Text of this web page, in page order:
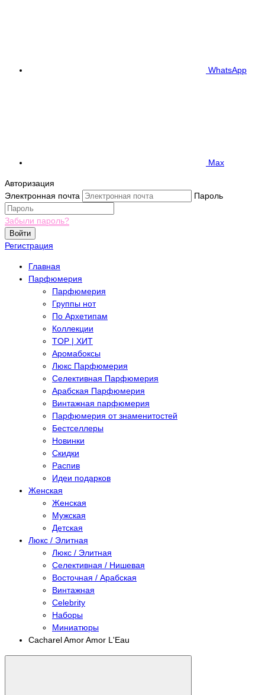
WhatsApp
Max
Авторизация
Электронная почта
Пароль
Забыли пароль?
Войти
Регистрация
Главная
Парфюмерия
Парфюмерия
Группы нот
По Архетипам
Коллекции
TOP | ХИТ
Аромабоксы
Люкс Парфюмерия
Селективная Парфюмерия
Арабская Парфюмерия
Винтажная парфюмерия
Парфюмерия от знаменитостей
Бестселлеры
Новинки
Скидки
Распив
Идеи подарков
Женская
Женская
Мужская
Детская
Люкс / Элитная
Люкс / Элитная
Селективная / Нишевая
Восточная / Арабская
Винтажная
Celebrity
Наборы
Миниатюры
Cacharel Amor Amor L'Eau